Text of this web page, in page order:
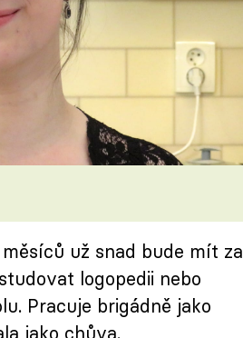
už snad bude mít za
logopedii nebo
Pracuje brigádně jako
jako chůva.